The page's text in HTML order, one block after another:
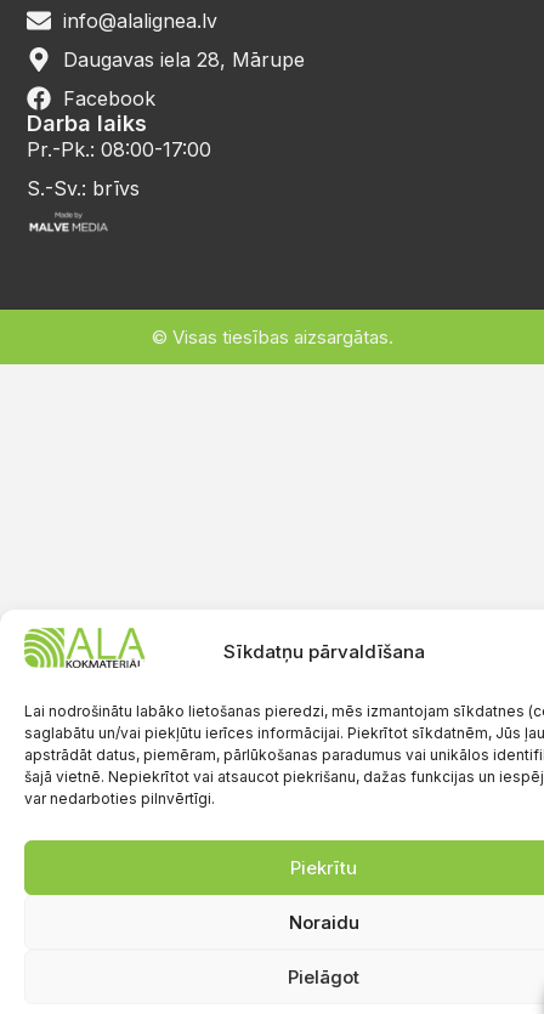
Sīkdatņu pārvaldīšana
Lai nodrošinātu labāko lietošanas pieredzi, mēs izmantojam sīkdatnes
saglabātu un/vai piekļūtu ierīces informācijai. Piekrītot sīkdatnēm, Jūs
apstrādāt datus, piemēram, pārlūkošanas paradumus vai unikālos
šajā vietnē. Nepiekrītot vai atsaucot piekrišanu, dažas funkcijas un
var nedarboties pilnvērtīgi.
Piekrītu
Noraidu
Pielāgot
info@alalignea.lv
Daugavas iela 28, Mārupe
Facebook
Darba laiks
Pr.-Pk.: 08:00-17:00
S.-Sv.: brīvs
© Visas tiesības aizsargātas.